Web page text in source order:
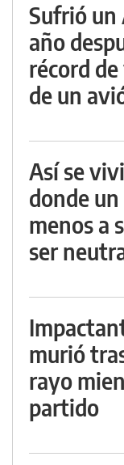
Sufrió un
año
récord
de un
Así se
donde
menos a
ser
murió
rayo
partido